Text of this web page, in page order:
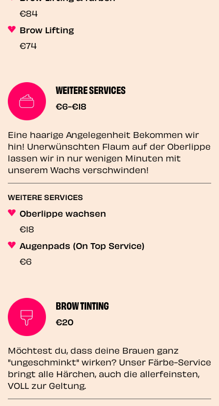
€84
Brow Lifting
€74
WEITERE SERVICES
€6-€18
Eine haarige Angelegenheit Bekommen wir
hin! Unerwünschten Flaum auf der Oberlippe
lassen wir in nur wenigen Minuten mit
unserem Wachs verschwinden!
WEITERE SERVICES
Oberlippe wachsen
€18
Augenpads (On Top Service)
€6
BROW TINTING
€20
Möchtest du, dass deine Brauen ganz
"ungeschminkt" wirken? Unser Färbe-Service
bringt alle Härchen, auch die allerfeinsten,
VOLL zur Geltung.